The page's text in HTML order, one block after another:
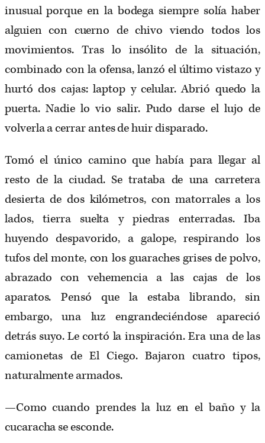
inusual porque en la bodega siempre solía haber
alguien con cuerno de chivo viendo todos los
movimientos. Tras lo insólito de la situación,
combinado con la ofensa, lanzó el último vistazo y
hurtó dos cajas: laptop y celular. Abrió quedo la
puerta. Nadie lo vio salir. Pudo darse el lujo de
volverla a cerrar antes de huir disparado.
Tomó el único camino que había para llegar al
resto de la ciudad. Se trataba de una carretera
desierta de dos kilómetros, con matorrales a los
lados, tierra suelta y piedras enterradas. Iba
huyendo despavorido, a galope, respirando los
tufos del monte, con los guaraches grises de polvo,
abrazado con vehemencia a las cajas de los
aparatos. Pensó que la estaba librando, sin
embargo, una luz engrandeciéndose apareció
detrás suyo. Le cortó la inspiración. Era una de las
camionetas de El Ciego. Bajaron cuatro tipos,
naturalmente armados.
—Como cuando prendes la luz en el baño y la
cucaracha se esconde.